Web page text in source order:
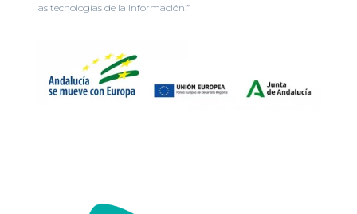
las tecnologías de la información.”